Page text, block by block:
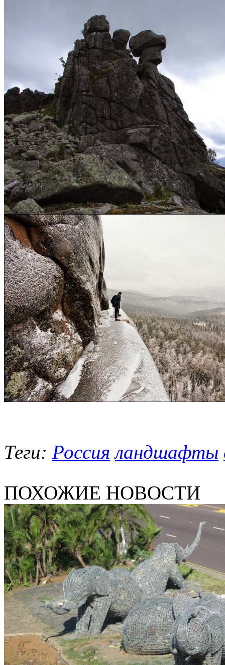
Теги: Россия ландшафты
ПОХОЖИЕ НОВОСТИ